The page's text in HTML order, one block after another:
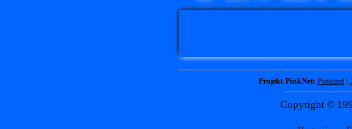
Projekt PinkNet: Postcard|
Copyright ©